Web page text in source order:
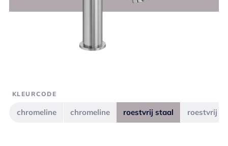
KLEURCODE
chromeline chromeline roestvrij staal roestvrij